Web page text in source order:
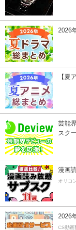
2026
【夏
芸能
スク
漫画
オリコ
2026
CS動画